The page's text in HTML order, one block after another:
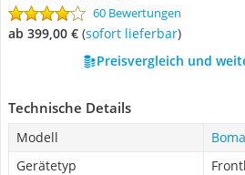
60 Bewertungen
ab 399,00 € ( Sofort lieferbar)
Preisvergleich und
Technische Details
Modell
Gerätetyp